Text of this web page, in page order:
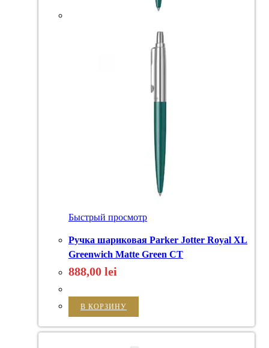
Быстрый просмотр
Ручка шариковая Parker Jotter Royal XL
Greenwich Matte Green CT
888,00 lei
В КОРЗИНУ